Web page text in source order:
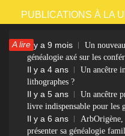
Passer
contenu
PUBLICATIONS À LA
A lireIl y a 9 mois
Un
généalogie axé sur les
Il y a 4 ans
Un ancêtre
lithographes ?
Il y a 5 ans
Un ancêtre
livre indispensable pour les
Il y a 6 ans
ArbOrigène,
présenter sa généalogie